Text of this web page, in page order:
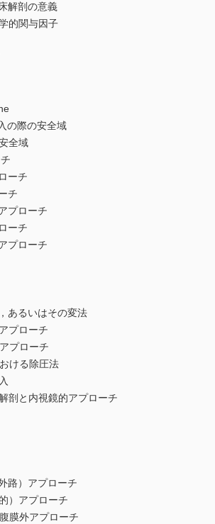
剖の意義
関与因子
際の安全域
全域
ーチ
チ
プローチ
ーチ
プローチ
るいはその変法
ローチ
ローチ
る除圧法
と内視鏡的アプローチ
）アプローチ
アプローチ
外アプローチ